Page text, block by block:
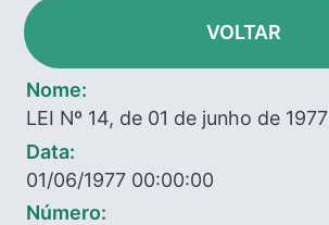
VOLTAR
Nome:
LEI Nº 14, de 01 de junho de 1977
Data:
01/06/1977 00:00:00
Número: